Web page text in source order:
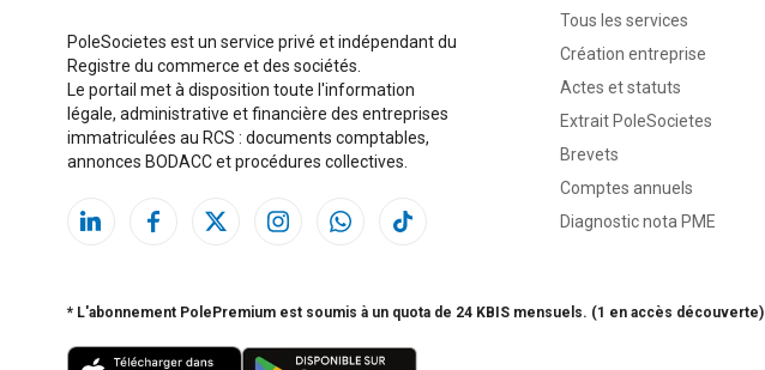
PoleSocietes est un service privé et indépendant du
Registre du commerce et des sociétés.
Le portail met à disposition toute l'information
légale, administrative et financière des entreprises
immatriculées au RCS : documents comptables,
annonces BODACC et procédures collectives.
Tous les services
Création entreprise
Actes et statuts
Extrait PoleSocietes
Brevets
Comptes annuels
Diagnostic nota PME
* L'abonnement PolePremium est soumis à un quota de 24 KBIS mensuels. (1 en accès découverte)